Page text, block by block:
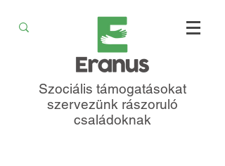
Szociális támogatásokat
szervezünk rászoruló
családoknak